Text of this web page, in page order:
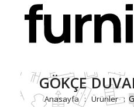
GÖKÇE
Anasayfa Ürünler